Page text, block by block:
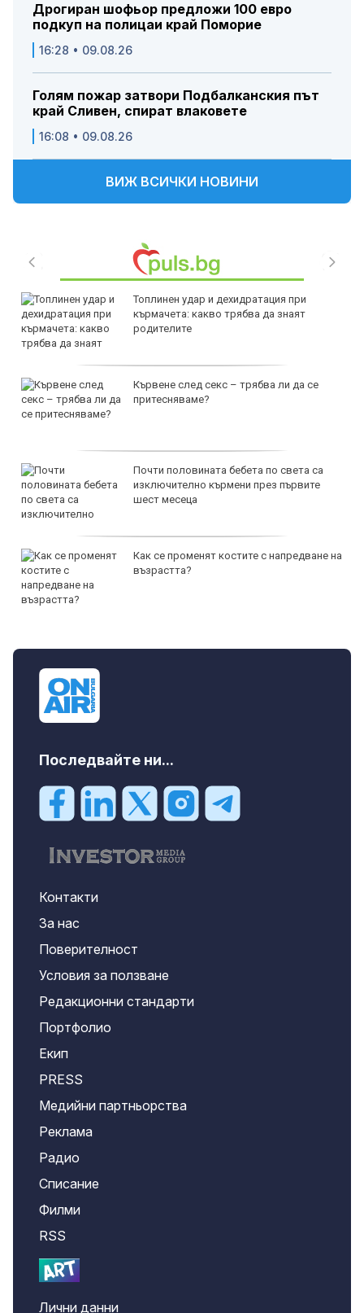
Дрогиран шофьор предложи 100 евро
подкуп на полицаи край Поморие
16:28 • 09.08.26
Голям пожар затвори Подбалканския път
край Сливен, спират влаковете
16:08 • 09.08.26
ВИЖ ВСИЧКИ НОВИНИ
Топлинен удар и дехидратация при
кърмачета: какво трябва да знаят
родителите
Кървене след секс – трябва ли да се
притесняваме?
Почти половината бебета по света са
изключително кърмени през първите
шест месеца
Как се променят костите с напредване на
възрастта?
Последвайте ни...
Контакти
За нас
Поверителност
Условия за ползване
Редакционни стандарти
Портфолио
Екип
PRESS
Медийни партньорства
Реклама
Радио
Списание
Филми
RSS
Лични данни